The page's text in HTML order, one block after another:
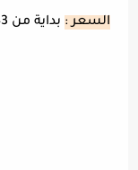
السعر : بداية من 43 الف دولار